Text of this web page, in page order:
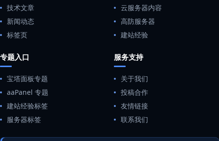
技术文章
新闻动态
标签页
云服务器内容
高防服务器
建站经验
专题入口
宝塔面板专题
aaPanel 专题
建站经验标签
服务器标签
服务支持
关于我们
投稿合作
友情链接
联系我们